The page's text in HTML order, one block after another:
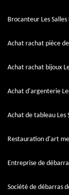
Brocanteur Les
Achat rachat pièce
Achat rachat bijoux
Achat d'argenterie
Achat de tableau Les
Restauration d'art
Entreprise de
Société de débarras